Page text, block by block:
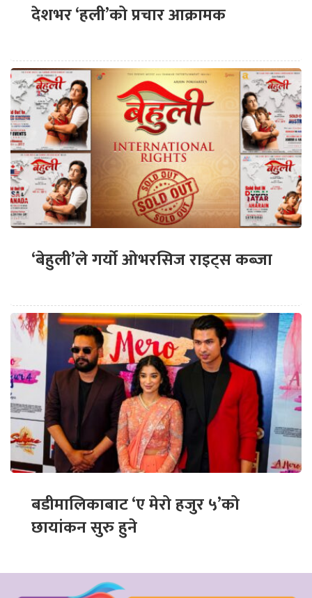
देशभर ‘हली’को प्रचार आक्रामक
‘बेहुली’ले गर्यो ओभरसिज राइट्स कब्जा
बडीमालिकाबाट ‘ए मेरो हजुर ५’को
छायांकन सुरु हुने